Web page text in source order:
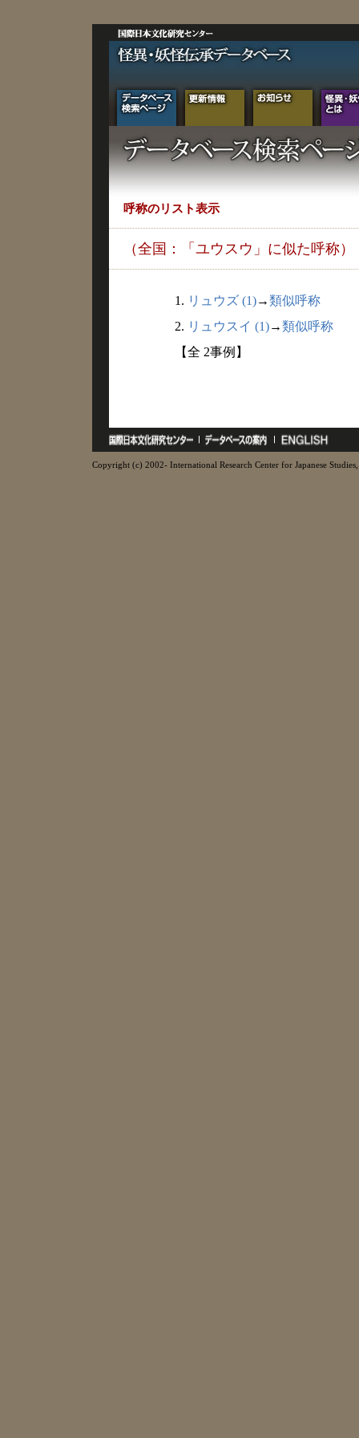
呼称のリスト表示
（全国：「ユウスウ」に似た呼称）
1. リュウズ (1)→類似呼称
2. リュウスイ (1)→類似呼称
【全 2事例】
Copyright (c) 2002- International Research Center for Japanese